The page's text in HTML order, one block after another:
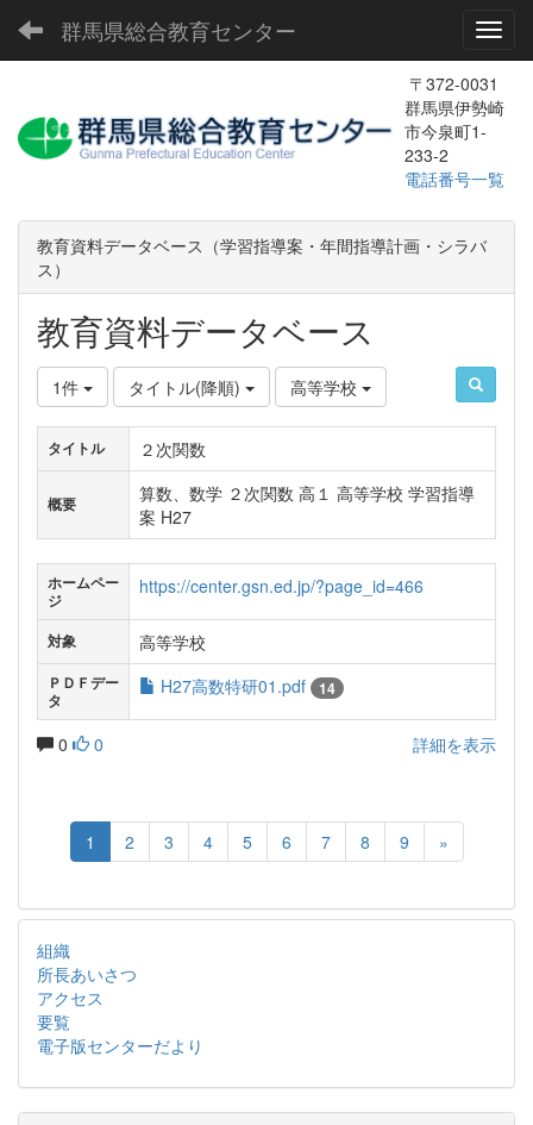
群馬県総合教育センター
〒372-0031
群馬県伊勢崎
市今泉町1-
233-2
電話番号一覧
教育資料データベース（学習指導案・年間指導計画・シラバ
ス）
教育資料データベース
1件 タイトル(降順) 高等学校
タイトル ２次関数
概要
算数、数学 ２次関数 高１ 高等学校 学習指導
案 H27
ホームペー
ジ
https://center.gsn.ed.jp/?page_id=466
対象 高等学校
ＰＤＦデー
タ
H27高数特研01.pdf 14
0 0 詳細を表示
1 2 3 4 5 6 7 8 9 »
組織
所長あいさつ
アクセス
要覧
電子版センターだより